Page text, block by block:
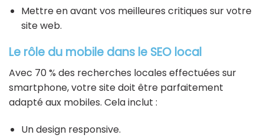
Mettre en avant vos meilleures critiques sur votre
site web.
Le rôle du mobile dans le SEO local
Avec 70 % des recherches locales effectuées sur
smartphone, votre site doit être parfaitement
adapté aux mobiles. Cela inclut :
Un design responsive.